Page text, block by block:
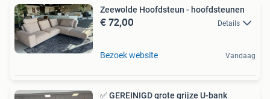
Zeewolde Hoofdsteun - hoofdsteunen
€ 72,00 Details
Bezoek website Vandaag
✅️️️️ GEREINIGD grote grijze U-bank